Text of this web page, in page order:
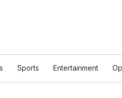
Sports Entertainment